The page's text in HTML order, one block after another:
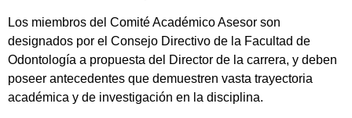
Los miembros del Comité Académico Asesor son
designados por el Consejo Directivo de la Facultad de
Odontología a propuesta del Director de la carrera, y deben
poseer antecedentes que demuestren vasta trayectoria
académica y de investigación en la disciplina.